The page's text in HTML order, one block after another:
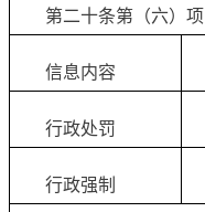
第二十条第（六）项
信息内容
行政处罚
行政强制